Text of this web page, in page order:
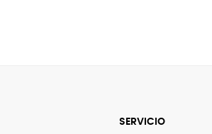
SERVICIO